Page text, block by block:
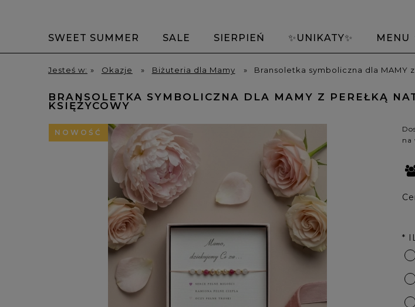
SWEET SUMMER SALE SIERPIEŃ ✨UNIKATY✨ MENU
✨Talizmany✨ Bransoletki z alfabetem Morse'a Bransoletki
HOME
Jesteś w: » Okazje » Biżuteria dla Mamy » Bransoletka symboliczna dla MAMY
BRANSOLETKA SYMBOLICZNA DLA MAMY Z PEREŁKĄ
KSIĘŻYCOWY
NOWOŚĆ
na
*